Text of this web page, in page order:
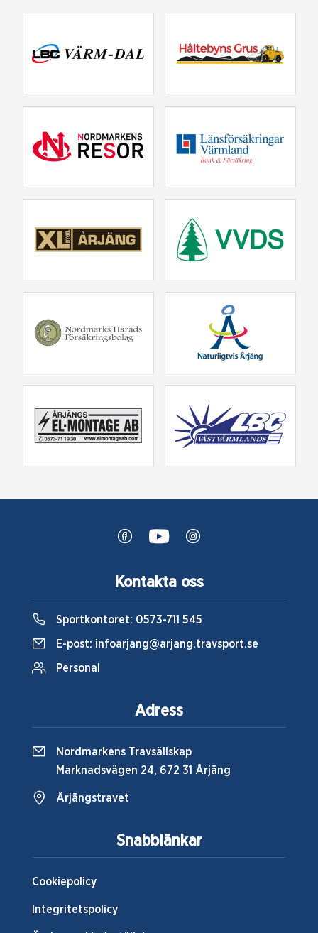
Snabblänkar
Cookiepolicy
Integritetspolicy
Kontakta oss
Sportkontoret: 0573-711 545
E-post: infoarjang@arjang.travsport.se
Personal
Adress
Nordmarkens Travsällskap
Marknadsvägen 24, 672 31 Årjäng
Årjängstravet